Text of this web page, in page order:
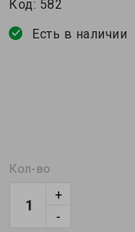
Код: 582
Есть в наличии
Кол-во
-
+